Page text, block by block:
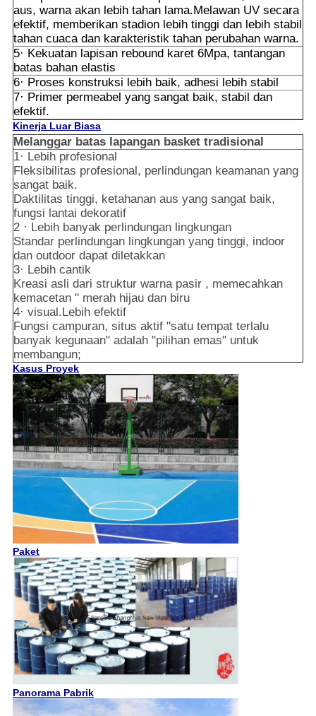
aus, warna akan lebih tahan lama.Melawan UV secara
efektif, memberikan stadion lebih tinggi dan lebih stabil
tahan cuaca dan karakteristik tahan perubahan warna.
5· Kekuatan lapisan rebound karet 6Mpa, tantangan
batas bahan elastis
6· Proses konstruksi lebih baik, adhesi lebih stabil
7· Primer permeabel yang sangat baik, stabil dan
efektif.
Kinerja Luar Biasa
Melanggar batas lapangan basket tradisional
1· Lebih profesional
Fleksibilitas profesional, perlindungan keamanan yang
sangat baik.
Daktilitas tinggi, ketahanan aus yang sangat baik,
fungsi lantai dekoratif
2 · Lebih banyak perlindungan lingkungan
Standar perlindungan lingkungan yang tinggi, indoor
dan outdoor dapat diletakkan
3· Lebih cantik
Kreasi asli dari struktur warna pasir , memecahkan
kemacetan " merah hijau dan biru
4· visual.Lebih efektif
Fungsi campuran, situs aktif "satu tempat terlalu
banyak kegunaan" adalah "pilihan emas" untuk
membangun;
Kasus Proyek
Paket
Panorama Pabrik